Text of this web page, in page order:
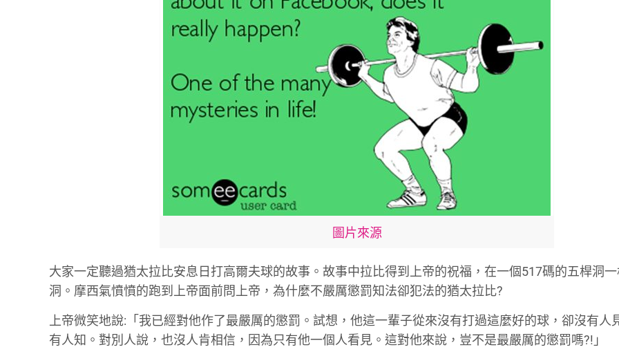
圖片來源
大家一定聽過猶太拉比安息日打高爾夫球的故事。故事中拉比得到上帝的祝福，在一個517碼的五桿洞
洞。摩西氣憤憤的跑到上帝面前問上帝，為什麼不嚴厲懲罰知法卻犯法的猶太拉比?
上帝微笑地說:「我已經對他作了最嚴厲的懲罰。試想，他這一輩子從來沒有打過這麼好的球，卻沒有人
有人知。對別人說，也沒人肯相信，因為只有他一個人看見。這對他來說，豈不是最嚴厲的懲罰嗎?!」